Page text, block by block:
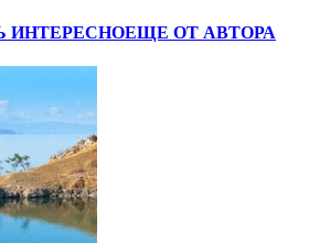
ИНТЕРЕСНОЕЩЕ ОТ АВТОРА